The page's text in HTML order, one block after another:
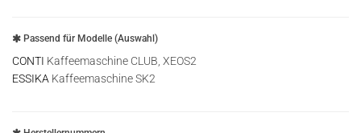
Passend für Modelle (Auswahl)
CONTI Kaffeemaschine CLUB, XEOS2
ESSIKA Kaffeemaschine SK2